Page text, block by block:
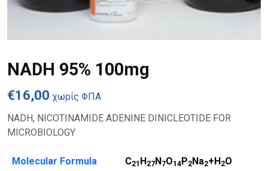
NADH 95% 100mg
€16,00 χωρίς ΦΠΑ
NADH, NICOTINAMIDE ADENINE DINICLEOTIDE FOR
MICROBIOLOGY
Molecular Formula C21 H27N7O1 4P2Na2+H2O